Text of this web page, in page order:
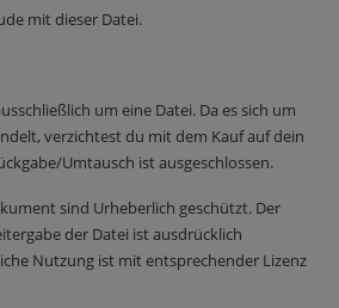
mit dieser Datei.
um eine Datei. Da es sich um
verzichtest du mit dem Kauf auf dein
Umtausch ist ausgeschlossen.
sind Urheberlich geschützt. Der
der Datei ist ausdrücklich
Nutzung ist mit entsprechender Lizenz